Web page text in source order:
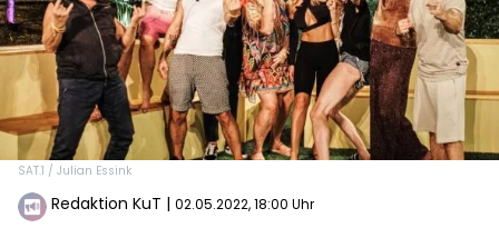
SAT.1 / Julian Essink
Redaktion KuT | 02.05.2022, 18:00 Uhr